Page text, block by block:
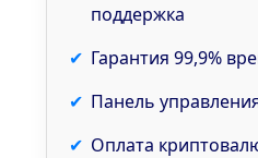
поддержка
Гарантия 99,9%
Панель
Оплата